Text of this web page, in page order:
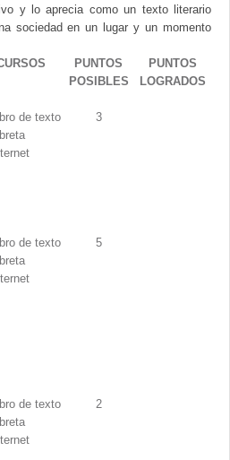
y lo aprecia como un texto literario
sociedad en un lugar y un momento
PUNTOS
POSIBLES
PUNTOS
LOGRADOS
de texto
3
de texto
5
de texto
2